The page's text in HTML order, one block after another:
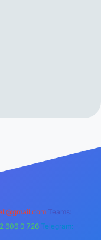
Teams:
606 0 726 Telegram: